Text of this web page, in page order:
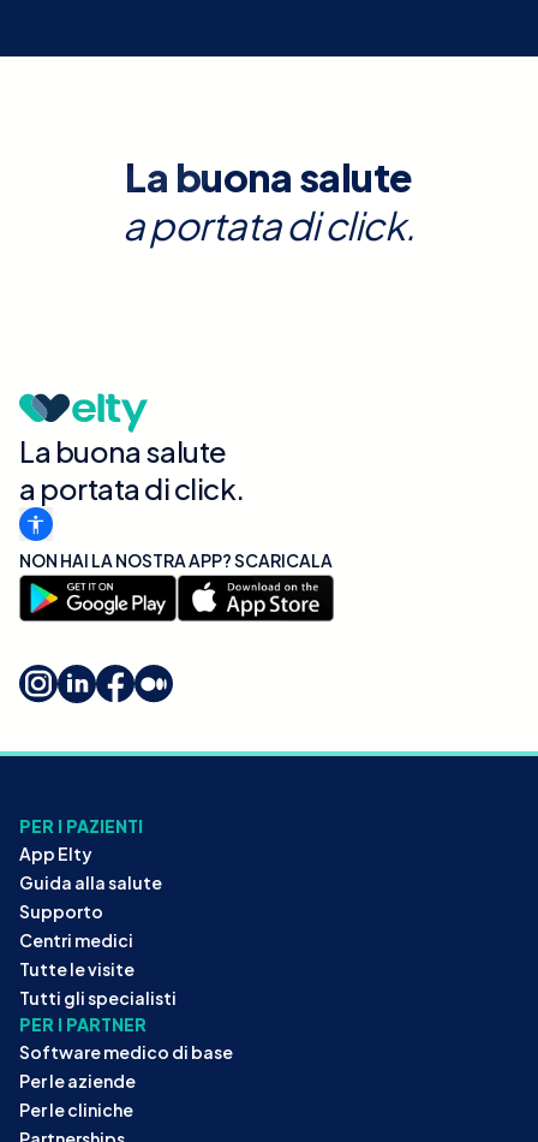
La buona salute
a portata di click.
La buona salute
a portata di click.
NON HAI LA NOSTRA APP? SCARICALA
PER I PAZIENTI
App Elty
Guida alla salute
Supporto
Centri medici
Tutte le visite
Tutti gli specialisti
PER I PARTNER
Software medico di base
Per le aziende
Per le cliniche